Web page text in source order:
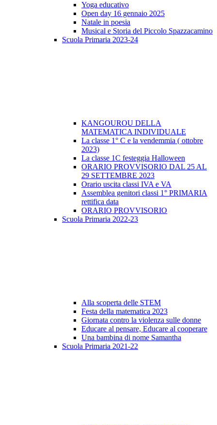
Yoga educativo
Open day 16 gennaio 2025
Natale in poesia
Musical e Storia del Piccolo Spazzacamino
Scuola Primaria 2023-24
KANGOUROU DELLA
MATEMATICA INDIVIDUALE
La classe 1° C e la vendemmia ( ottobre
2023)
La classe 1C festeggia Halloween
ORARIO PROVVISORIO DAL 25 AL
29 SETTEMBRE 2023
Orario uscita classi IVA e VA
Assemblea genitori classi 1° PRIMARIA
rettifica data
ORARIO PROVVISORIO
Scuola Primaria 2022-23
Alla scoperta delle STEM
Festa della matematica 2023
Giornata contro la violenza sulle donne
Educare al pensare, Educare al cooperare
Una bambina di nome Samantha
Scuola Primaria 2021-22